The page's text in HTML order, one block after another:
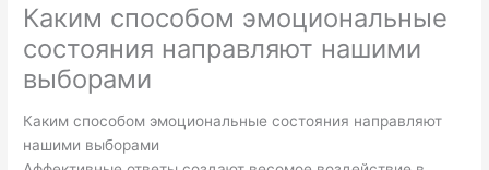
Каким способом эмоциональные
состояния направляют нашими
выборами
Каким способом эмоциональные состояния направляют
нашими выборами